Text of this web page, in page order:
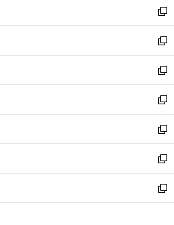
く
ド
ウ
で
開
く
ィ
ン
ド
ウ
で
開
く
い
ウ
ィ
ン
ド
ウ
で
開
く
新
し
い
ウ
ィ
ン
ド
ウ
で
開
く
新
し
い
ウ
ィ
ン
ド
ウ
で
開
く
新
し
い
ウ
ィ
ン
ド
ウ
で
開
新
し
い
ウ
ィ
ン
ド
ウ
新
し
い
ウ
ィ
ン
新
し
い
ウ
新
し